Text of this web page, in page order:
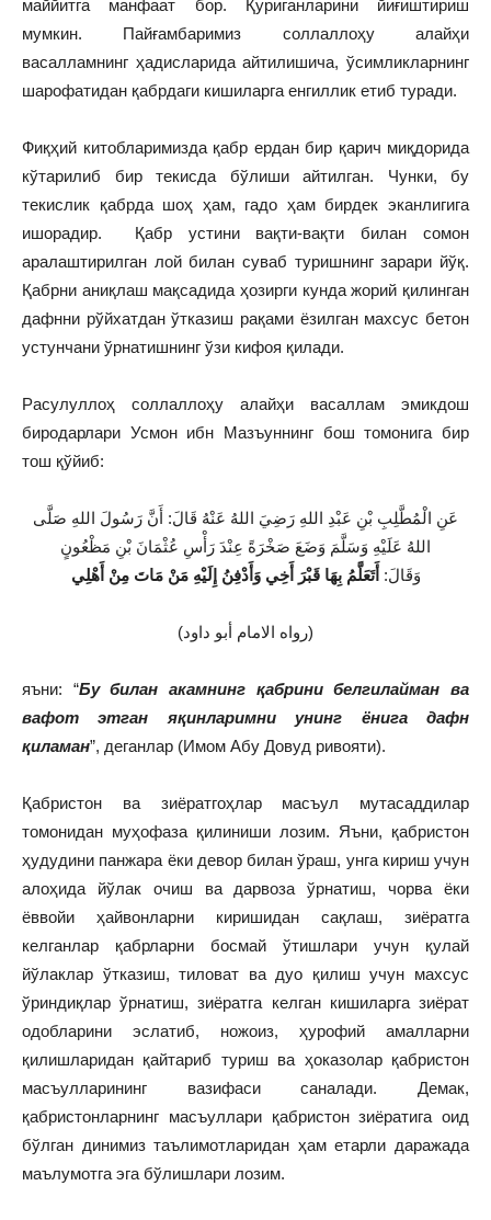
маййитга манфаат бор. Қуриганларини йиғиштириш
мумкин. Пайғамбаримиз соллаллоҳу алайҳи
васалламнинг ҳадисларида айтилишича, ўсимликларнинг
шарофатидан қабрдаги кишиларга енгиллик етиб туради.
Фиқҳий китобларимизда қабр ердан бир қарич миқдорида
кўтарилиб бир текисда бўлиши айтилган. Чунки, бу
текислик қабрда шоҳ ҳам, гадо ҳам бирдек эканлигига
ишорадир. Қабр устини вақти-вақти билан сомон
аралаштирилган лой билан суваб туришнинг зарари йўқ.
Қабрни аниқлаш мақсадида ҳозирги кунда жорий қилинган
дафнни рўйхатдан ўтказиш рақами ёзилган махсус бетон
устунчани ўрнатишнинг ўзи кифоя қилади.
Расулуллоҳ соллаллоҳу алайҳи васаллам эмикдош
биродарлари Усмон ибн Мазъуннинг бош томонига бир
тош қўйиб:
عَنِ الْمُطَّلِبِ بْنِ عَبْدِ اللهِ رَضِيَ اللهُ عَنْهُ قَالَ: أَنَّ رَسُولَ اللهِ صَلَّى
اللهُ عَلَيْهِ وَسَلَّمَ وَضَعَ صَخْرَةً عِنْدَ رَأْسِ عُثْمَانَ بْنِ مَظْعُونٍ
وَقَالَ: أَتَعَلَّمُ بِهَا قَبْرَ أَخِي وَأَدْفِنُ إِلَيْهِ مَنْ مَاتَ مِنْ أَهْلِي
(رواه الامام أبو داود)
яъни: “Бу билан акамнинг қабрини белгилайман ва
вафот этган яқинларимни унинг ёнига дафн
қиламан”, деганлар (Имом Абу Довуд ривояти).
Қабристон ва зиёратгоҳлар масъул мутасаддилар
томонидан муҳофаза қилиниши лозим. Яъни, қабристон
ҳудудини панжара ёки девор билан ўраш, унга кириш учун
алоҳида йўлак очиш ва дарвоза ўрнатиш, чорва ёки
ёввойи ҳайвонларни киришидан сақлаш, зиёратга
келганлар қабрларни босмай ўтишлари учун қулай
йўлаклар ўтказиш, тиловат ва дуо қилиш учун махсус
ўриндиқлар ўрнатиш, зиёратга келган кишиларга зиёрат
одобларини эслатиб, ножоиз, ҳурофий амалларни
қилишларидан қайтариб туриш ва ҳоказолар қабристон
масъулларининг вазифаси саналади. Демак,
қабристонларнинг масъуллари қабристон зиёратига оид
бўлган динимиз таълимотларидан ҳам етарли даражада
маълумотга эга бўлишлари лозим.